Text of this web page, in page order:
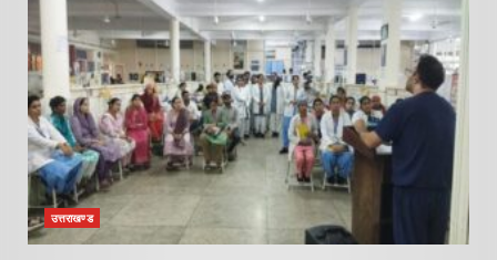
उत्तराखण्ड